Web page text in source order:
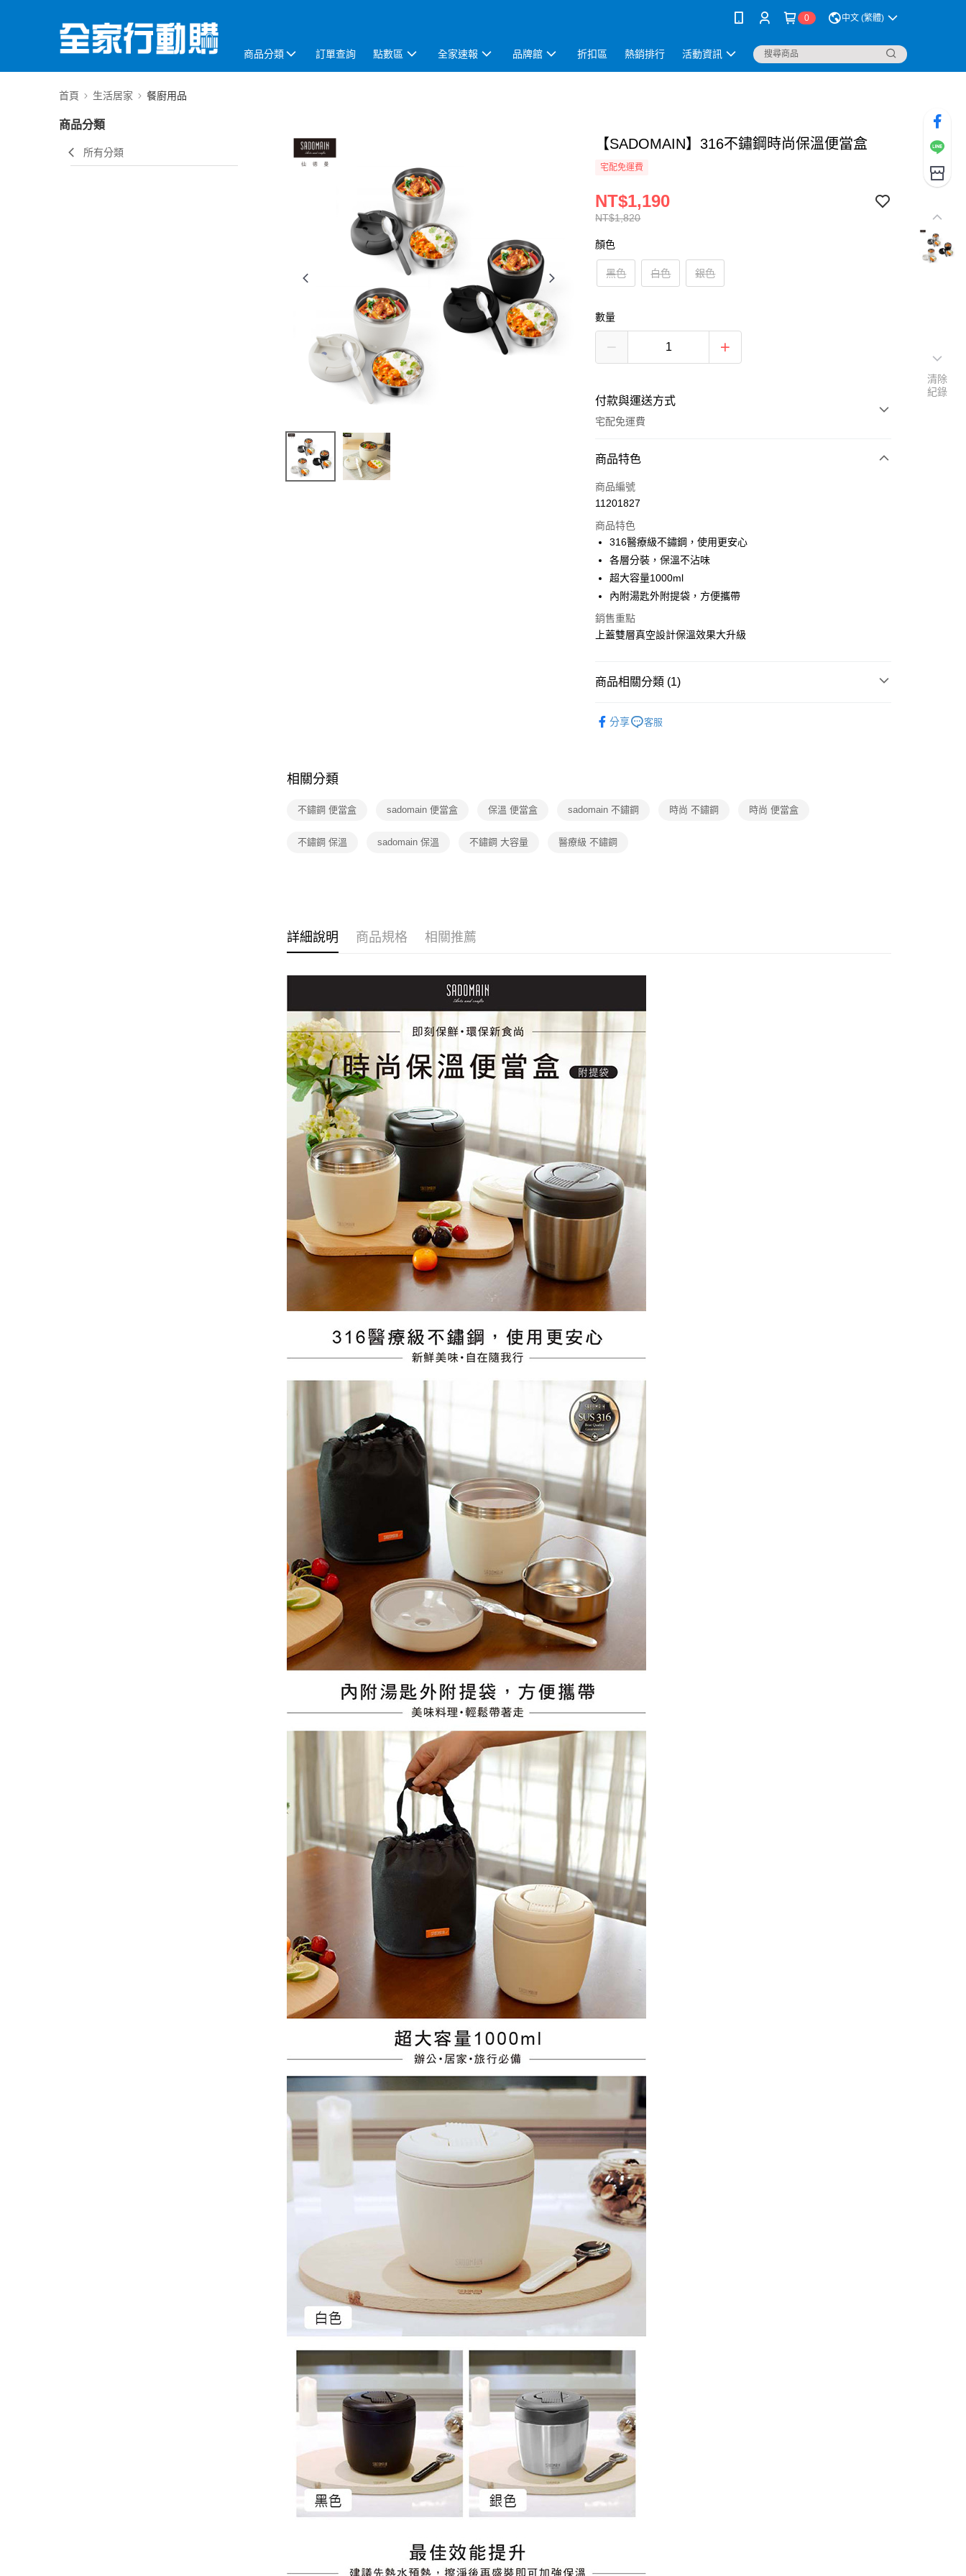
0 中文 (繁體)
商品分類 訂單查詢 點數區 全家速報 品牌館 折扣區 熱銷排行 活動資訊
首頁 生活居家 餐廚用品
商品分類
所有分類
【SADOMAIN】316不鏽鋼時尚保溫便當盒
宅配免運費
NT$1,820
NT$1,190
顏色
黑色 白色 銀色
數量
付款與運送方式
宅配免運費
付款方式
全家線上支付
運送方式
本島宅配-活動商品
免運費
離島宅配-常溫商品
免運費
商品特色
商品編號
11201827
商品特色
316醫療級不鏽鋼，使用更安心
各層分裝，保溫不沾味
超大容量1000ml
內附湯匙外附提袋，方便攜帶
銷售重點
上蓋雙層真空設計保溫效果大升級
商品相關分類 (1)
分享
客服
相關分類
不鏽鋼 便當盒 sadomain 便當盒 保溫 便當盒 sadomain 不鏽鋼 時尚 不鏽鋼 時尚 便當盒
不鏽鋼 保溫 sadomain 保溫 不鏽鋼 大容量 醫療級 不鏽鋼
詳細說明 商品規格 相關推薦
清除
紀錄